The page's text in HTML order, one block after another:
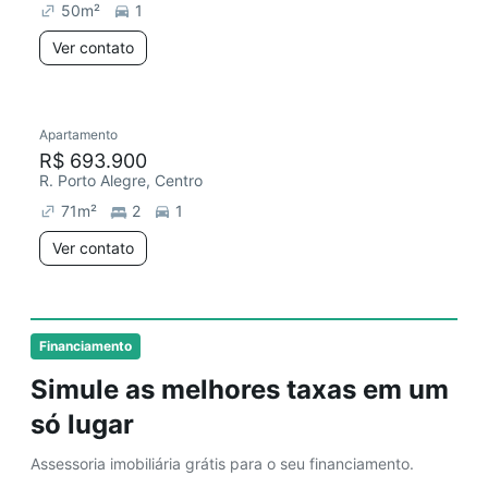
Financiamento
Simule as melhores taxas em um
só lugar
Assessoria imobiliária grátis para o seu financiamento.
50m²
1
Ver contato
Apartamento
R$ 693.900
R. Porto Alegre, Centro
71m² 2
1
Ver contato